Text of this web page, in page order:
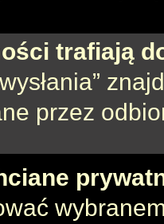
trafiają
przez